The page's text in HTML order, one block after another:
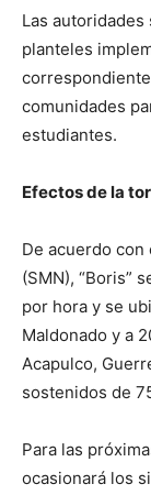
Las
planteles
comunidades
estudiantes.
Efectos de la
De acuerdo
(SMN), “Boris”
por hora y se
Maldonado y a
Acapulco,
sostenidos de
Para las
ocasionará los